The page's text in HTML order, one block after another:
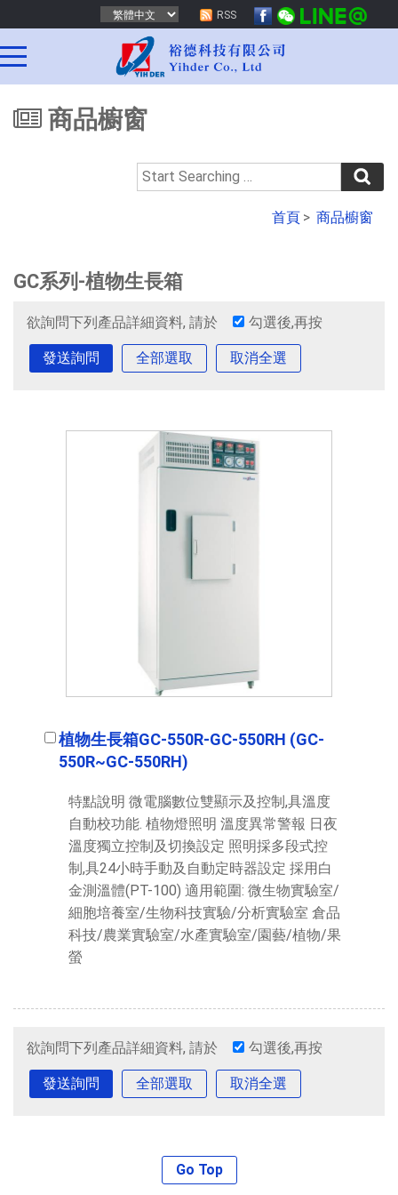
RSS
商品櫥窗
首頁 > 商品櫥窗
GC系列-植物生長箱
欲詢問下列產品詳細資料, 請於 勾選後,再按
全部選取 取消全選
植物生長箱GC-550R-GC-550RH (GC-
550R~GC-550RH)
特點說明 微電腦數位雙顯示及控制,具溫度
自動校功能. 植物燈照明 溫度異常警報 日夜
溫度獨立控制及切換設定 照明採多段式控
制,具24小時手動及自動定時器設定 採用白
金測溫體(PT-100) 適用範圍: 微生物實驗室/
細胞培養室/生物科技實驗/分析實驗室 倉品
科技/農業實驗室/水產實驗室/園藝/植物/果
螢
欲詢問下列產品詳細資料, 請於 勾選後,再按
全部選取 取消全選
Go Top